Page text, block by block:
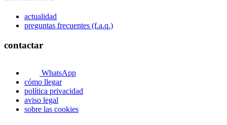
actualidad
preguntas frecuentes (f.a.q.)
contactar
WhatsApp
cómo llegar
política privacidad
aviso legal
sobre las cookies